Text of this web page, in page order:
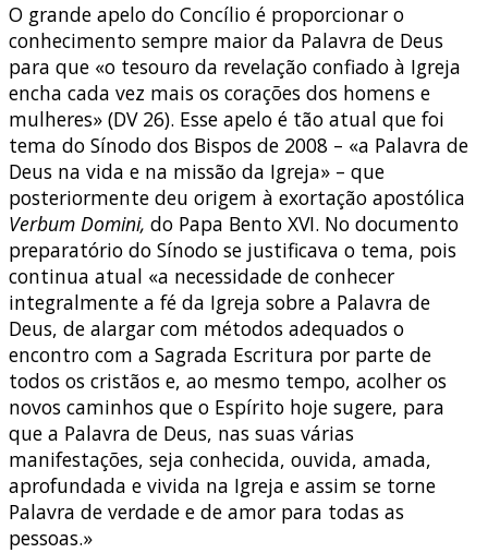
O grande apelo do Concílio é proporcionar o
conhecimento sempre maior da Palavra de Deus
para que «o tesouro da revelação confiado à Igreja
encha cada vez mais os corações dos homens e
mulheres» (DV 26). Esse apelo é tão atual que foi
tema do Sínodo dos Bispos de 2008 – «a Palavra de
Deus na vida e na missão da Igreja» – que
posteriormente deu origem à exortação apostólica
Verbum Domini, do Papa Bento XVI. No documento
preparatório do Sínodo se justificava o tema, pois
continua atual «a necessidade de conhecer
integralmente a fé da Igreja sobre a Palavra de
Deus, de alargar com métodos adequados o
encontro com a Sagrada Escritura por parte de
todos os cristãos e, ao mesmo tempo, acolher os
novos caminhos que o Espírito hoje sugere, para
que a Palavra de Deus, nas suas várias
manifestações, seja conhecida, ouvida, amada,
aprofundada e vivida na Igreja e assim se torne
Palavra de verdade e de amor para todas as
pessoas.»